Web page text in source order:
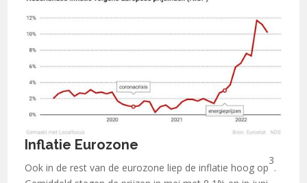
Inflatie Eurozone
Ook in de rest van de eurozone liep de inflatie hoog op
3
.